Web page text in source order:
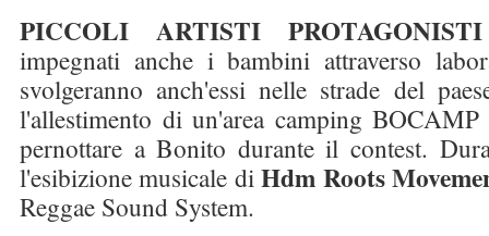
PICCOLI ARTISTI
impegnati anche i bambini attraverso
svolgeranno anch'essi nelle strade del
l'allestimento di un'area camping
pernottare a Bonito durante il contest.
l'esibizione musicale diHdm Roots
Reggae Sound System.